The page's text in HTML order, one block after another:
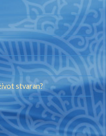
stvaran?